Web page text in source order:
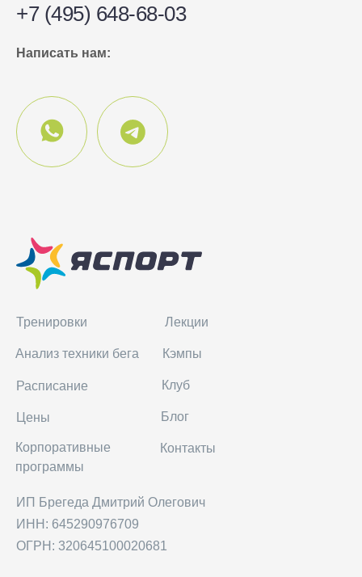
+7 (495) 648-68-03
Написать нам:
Тренировки
Расписание
Цены
Корпоративные
программы
Лекции
Кэмпы
Клуб
Блог
ИП Брегеда Дмитрий Олегович
ИНН: 645290976709
ОГРН: 320645100020681
Контакты
Анализ техники бега